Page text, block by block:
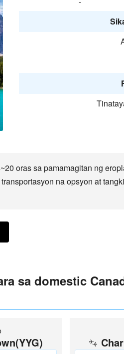
oras sa pamamagitan ng
na opsyon at
sa domestic